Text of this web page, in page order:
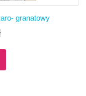
granatowy